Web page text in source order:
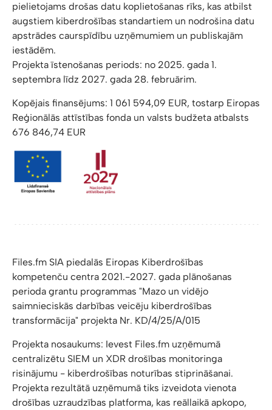
pielietojams drošas datu koplietošanas rīks, kas atbilst
augstiem kiberdrošības standartiem un nodrošina datu
apstrādes caurspīdību uzņēmumiem un publiskajām
iestādēm.
Projekta īstenošanas periods: no 2025. gada 1.
septembra līdz 2027. gada 28. februārim.
Kopējais finansējums: 1 061 594,09 EUR, tostarp Eiropas
Reģionālās attīstības fonda un valsts budžeta atbalsts
676 846,74 EUR
Files.fm SIA piedalās Eiropas Kiberdrošības
kompetenču centra 2021.-2027. gada plānošanas
perioda grantu programmas "Mazo un vidējo
saimnieciskās darbības veicēju kiberdrošības
transformācija" projekta Nr. KD/4/25/A/015
Projekta nosaukums: Ievest Files.fm uzņēmumā
centralizētu SIEM un XDR drošības monitoringa
risinājumu - kiberdrošības noturības stiprināšanai.
Projekta rezultātā uzņēmumā tiks izveidota vienota
drošības uzraudzības platforma, kas reāllaikā apkopo,